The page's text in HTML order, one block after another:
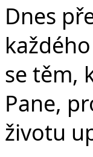
Dnes
se těm,
Pane,
životu